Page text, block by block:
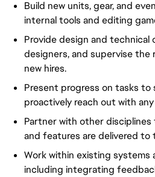
Build new units, gear, and
internal tools and editing
Provide design and technical
designers, and supervise
new hires.
Present progress on tasks to
proactively reach out with
Partner with other
and features are delivered to
Work within existing systems
including integrating